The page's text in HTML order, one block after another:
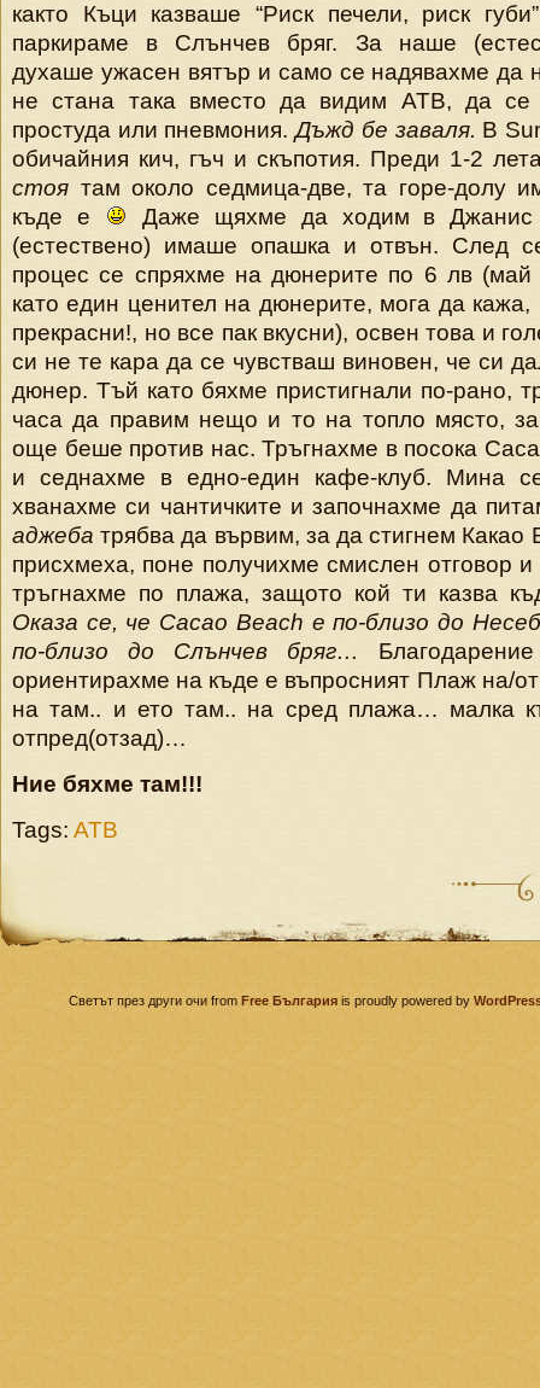
както Къци казваше “Риск печели, риск
паркираме в Слънчев бряг. За наше
духаше ужасен вятър и само се надявахме да
не стана така вместо да видим ATB, да
простуда или пневмония.Дъжд бе заваля. В
обичайния кич, гъч и скъпотия. Преди 1-2
стоя там около седмица-две, та горе-долу
къде е
Даже щяхме да ходим в
(естествено) имаше опашка и отвън. След
процес се спряхме на дюнерите по 6 лв (май
като един ценител на дюнерите, мога да кажа,
прекрасни!, но все пак вкусни), освен това и
си не те кара да се чувстваш виновен, че си
дюнер. Тъй като бяхме пристигнали по-рано,
часа да правим нещо и то на топло място,
още беше против нас. Тръгнахме в посока
и седнахме в едно-един кафе-клуб. Мина
хванахме си чантичките и започнахме да
аджеба трябва да вървим, за да стигнем Какао
присхмеха, поне получихме смислен отговор
тръгнахме по плажа, защото кой ти казва
Оказа се, че Cacao Beach е по-близо до
по-близо до Слънчев бряг…
ориентирахме на къде е въпросният Плаж на/
на там.. и ето там.. на сред плажа… малка
отпред(отзад)…
Ние бяхме там!!!
Tags: ATB
Светът през други очи from Free България is proudly powered by